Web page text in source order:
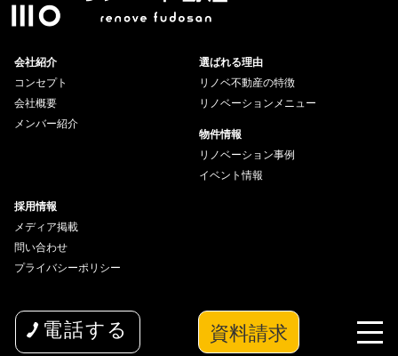
電話する 資料請求
会社紹介
コンセプト
会社概要
メンバー紹介
選ばれる理由
リノベ不動産の特徴
リノベーションメニュー
物件情報
リノベーション事例
イベント情報
採用情報
メディア掲載
問い合わせ
プライバシーポリシー
copyright© 2026 wakuwaku Inc All Rights Reserved.